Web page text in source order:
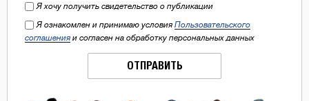
Я хочу получить свидетельство о публикации
Я ознакомлен и принимаю условия Пользовательского
соглашения и согласен на обработку персональных данных
ОТПРАВИТЬ